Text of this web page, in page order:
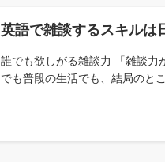
英語で雑談するスキルは
誰でも欲しがる雑談力 「雑談力
でも普段の生活でも、結局のと